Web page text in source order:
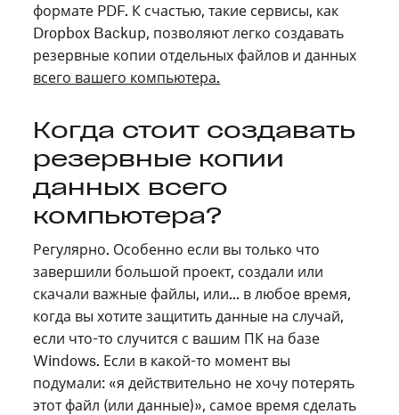
формате PDF. К счастью, такие сервисы, как
Dropbox Backup, позволяют легко создавать
резервные копии отдельных файлов и данных
всего вашего компьютера.
Когда стоит создавать
резервные копии
данных всего
компьютера?
Регулярно. Особенно если вы только что
завершили большой проект, создали или
скачали важные файлы, или... в любое время,
когда вы хотите защитить данные на случай,
если что-то случится с вашим ПК на базе
Windows. Если в какой-то момент вы
подумали: «я действительно не хочу потерять
этот файл (или данные)», самое время сделать